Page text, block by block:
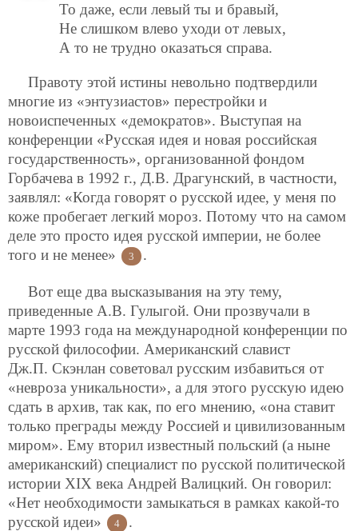
То даже, если левый ты и бравый,
Не слишком влево уходи от левых,
А то не трудно оказаться справа.
Правоту этой истины невольно подтвердили
многие из «энтузиастов» перестройки и
новоиспеченных «демократов». Выступая на
конференции «Русская идея и новая российская
государственность», организованной фондом
Горбачева в 1992 г., Д.В. Драгунский, в частности,
заявлял: «Когда говорят о русской идее, у меня по
коже пробегает легкий мороз. Потому что на самом
деле это просто идея русской империи, не более
того и не менее»
3 .
Вот еще два высказывания на эту тему,
приведенные А.В. Гулыгой. Они прозвучали в
марте 1993 года на международной конференции по
русской философии. Американский славист
Дж.П. Скэнлан советовал русским избавиться от
«невроза уникальности», а для этого русскую идею
сдать в архив, так как, по его мнению, «она ставит
только преграды между Россией и цивилизованным
миром». Ему вторил известный польский (а ныне
американский) специалист по русской политической
истории XIX века Андрей Валицкий. Он говорил:
«Нет необходимости замыкаться в рамках какой-то
русской идеи»
4 .